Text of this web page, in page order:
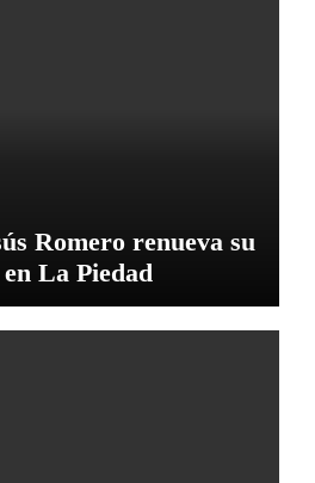
Romero renueva su
La Piedad